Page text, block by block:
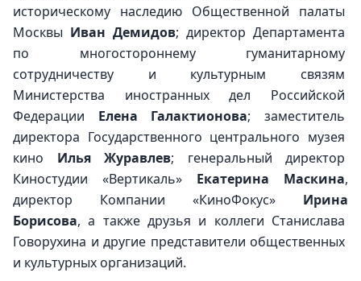
историческому наследию Общественной палаты
Москвы Иван Демидов; директор Департамента
по многостороннему гуманитарному
сотрудничеству и культурным связям
Министерства иностранных дел Российской
Федерации Елена Галактионова; заместитель
директора Государственного центрального музея
кино Илья Журавлев;
генеральный директор
Киностудии «Вертикаль» Екатерина Маскина,
директор Компании «КиноФокус» Ирина
Борисова, а также друзья и коллеги Станислава
Говорухина и другие представители общественных
и культурных организаций.